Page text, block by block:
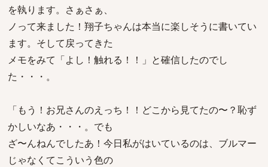
を執ります。さぁさぁ、
ノって来ました！翔子ちゃんは本当に楽しそうに書いてい
ます。そして戻ってきた
メモをみて「よし！触れる！！」と確信したのでし
た・・・。
「もう！お兄さんのえっち！！どこから見てたの〜？恥ず
かしいなあ・・・。でも
ざ〜んねんでしたあ！今日私がはいているのは、ブルマー
じゃなくてこういう色の